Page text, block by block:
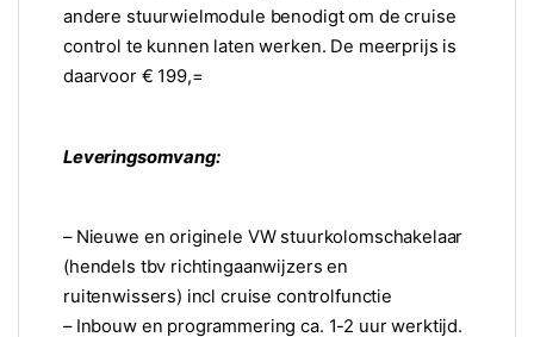
andere stuurwielmodule benodigt om de cruise
control te kunnen laten werken. De meerprijs is
daarvoor € 199,=
Leveringsomvang:
– Nieuwe en originele VW stuurkolomschakelaar
(hendels tbv richtingaanwijzers en
ruitenwissers) incl cruise controlfunctie
– Inbouw en programmering ca. 1-2 uur werktijd.